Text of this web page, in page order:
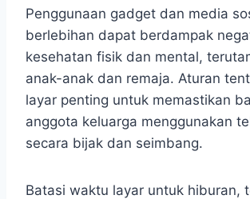
Penggunaan gadget dan media
berlebihan dapat berdampak
kesehatan fisik dan mental,
anak-anak dan remaja. Aturan
layar penting untuk memastikan
anggota keluarga menggunakan
secara bijak dan seimbang.
Batasi waktu layar untuk hiburan,